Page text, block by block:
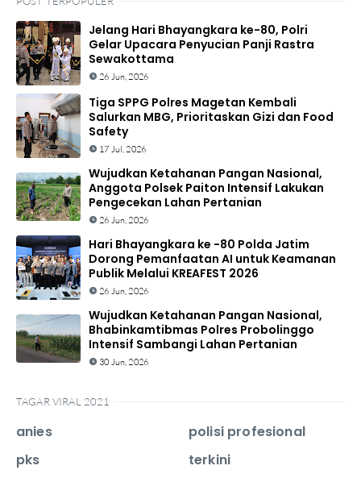
Jelang Hari Bhayangkara ke-80, Polri
Gelar Upacara Penyucian Panji Rastra
Sewakottama
26 Jun, 2026
Tiga SPPG Polres Magetan Kembali
Salurkan MBG, Prioritaskan Gizi dan Food
Safety
17 Jul, 2026
Wujudkan Ketahanan Pangan Nasional,
Anggota Polsek Paiton Intensif Lakukan
Pengecekan Lahan Pertanian
26 Jun, 2026
Hari Bhayangkara ke -80 Polda Jatim
Dorong Pemanfaatan AI untuk Keamanan
Publik Melalui KREAFEST 2026
26 Jun, 2026
Wujudkan Ketahanan Pangan Nasional,
Bhabinkamtibmas Polres Probolinggo
Intensif Sambangi Lahan Pertanian
30 Jun, 2026
TAGAR VIRAL 2021
anies
pks
polisi profesional
terkini